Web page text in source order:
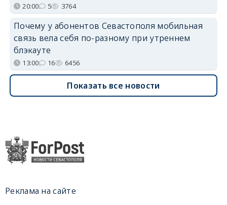
20:00 5 3764
Почему у абонентов Севастополя мобильная
связь вела себя по-разному при утреннем
блэкауте
13:00 16 6456
Показать все новости
Реклама на сайте